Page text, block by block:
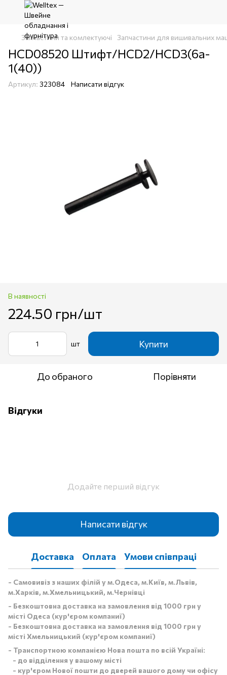
Запчастини та комлектуючі Запчастини для вишивальних
HCD08520 Штифт/HCD2/HCD3(6a-
1(40))
Артикул: 323084 Написати відгук
В наявності
224.50 грн/шт
шт Купити
До обраного Порівняти
Відгуки
Додайте перший відгук
Написати відгук
Доставка Оплата Умови співпраці
- Самовивіз з наших філій у м.Одеса, м.Київ, м.Львів,
м.Харків, м.Хмельницький, м.Чернівці
- Безкоштовна доставка на замовлення від 1000 грн у
місті Одеса (кур'єром компаниї)
- Безкоштовна доставка на замовлення від 1000 грн у
місті Хмельницький (кур'єром компаниї)
- Транспортною компанією Нова пошта по всій Україні:
- до відділення у вашому місті
- кур'єром Нової пошти до дверей вашого дому чи офісу